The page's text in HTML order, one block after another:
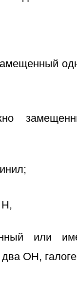
Н,
или
OH,